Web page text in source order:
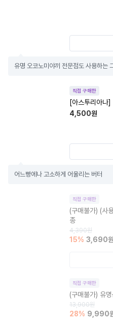
유명 오코노미야끼 전문점도 사용하는
직접 구매한
[아스투리아나
4,500원
어느빵에나 고소하게 어울리는 버터
직접 구매한
(구매불가) (사
종
4,390원
15% 3,690원
직접 구매한
(구매불가) 유
13,900원
28% 9,990